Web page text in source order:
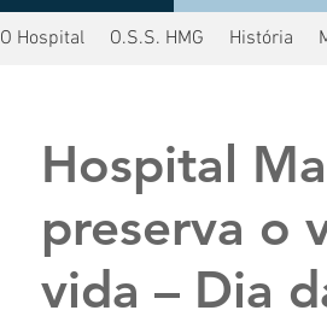
O Hospital O.S.S. HMG História
Hospital
preserva o
vida – Dia